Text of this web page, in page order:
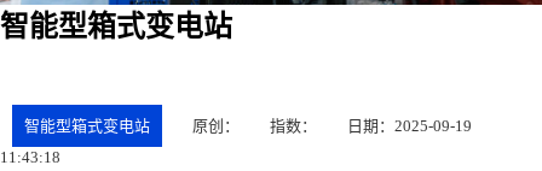
智能型箱式变电站
智能型箱式变电站 原创： 指数：
日期：2025-09-19
11:43:18